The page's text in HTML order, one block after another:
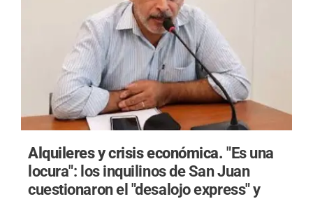
Alquileres y crisis económica."Es una
locura": los inquilinos de San Juan
cuestionaron el "desalojo express" y